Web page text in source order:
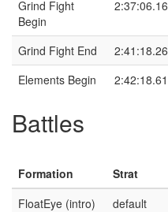
Grind Fight
Begin
2:37:06.16
Grind Fight End 2:41:18.26
Elements Begin
2:42:18.61
Battles
Formation Strat
FloatEye (intro)
default